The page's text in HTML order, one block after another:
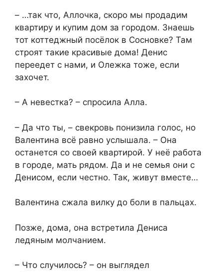
– …так что, Аллочка, скоро мы продадим
квартиру и купим дом за городом. Знаешь
тот коттеджный посёлок в Сосновке? Там
строят такие красивые дома! Денис
переедет с нами, и Олежка тоже, если
захочет.
– А невестка? – спросила Алла.
– Да что ты, – свекровь понизила голос, но
Валентина всё равно услышала. – Она
останется со своей квартирой. У неё работа
в городе, мать рядом. Да и не семья они с
Денисом, если честно. Так, живут вместе…
Валентина сжала вилку до боли в пальцах.
Позже, дома, она встретила Дениса
ледяным молчанием.
– Что случилось? – он выглядел